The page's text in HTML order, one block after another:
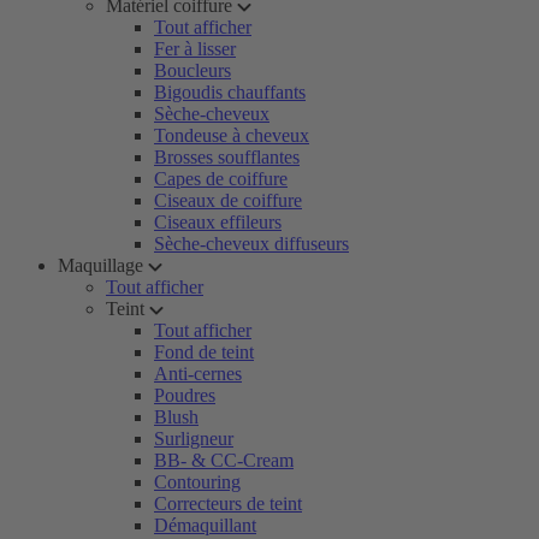
Matériel coiffure
Tout afficher
Fer à lisser
Boucleurs
Bigoudis chauffants
Sèche-cheveux
Tondeuse à cheveux
Brosses soufflantes
Capes de coiffure
Ciseaux de coiffure
Ciseaux effileurs
Sèche-cheveux diffuseurs
Maquillage
Tout afficher
Teint
Tout afficher
Fond de teint
Anti-cernes
Poudres
Blush
Surligneur
BB- & CC-Cream
Contouring
Correcteurs de teint
Démaquillant